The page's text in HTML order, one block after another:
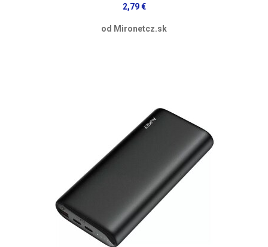
2,79 €
od Mironetcz.sk